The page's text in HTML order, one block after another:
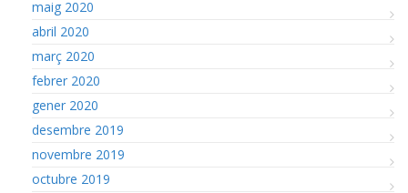
maig 2020
abril 2020
març 2020
febrer 2020
gener 2020
desembre 2019
novembre 2019
octubre 2019